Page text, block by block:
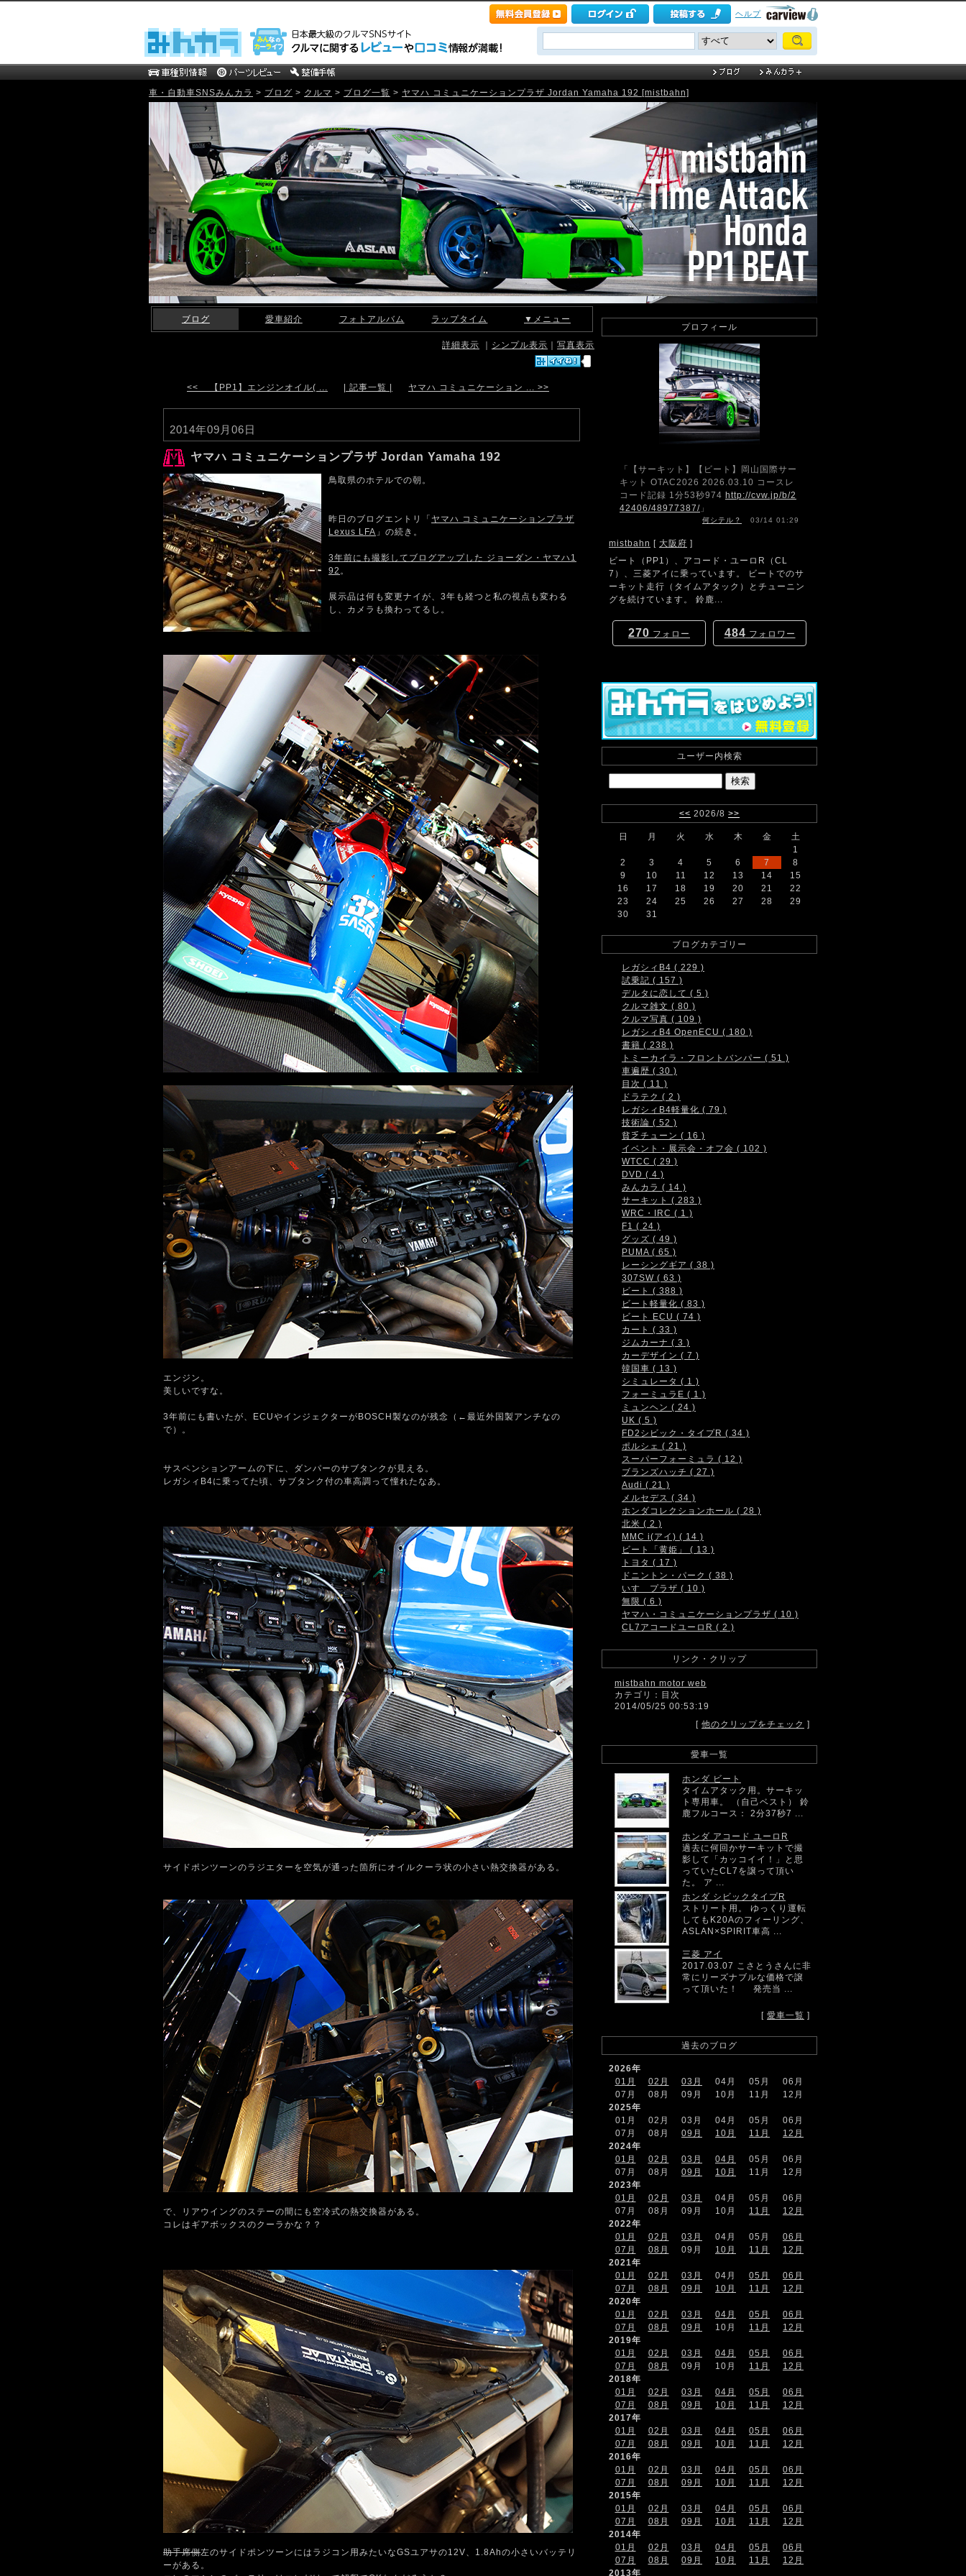
ヘルプ
車・自動車SNSみんカラ > ブログ > クルマ > ブログ一覧 > ヤマハ コミュニケーションプラザ Jordan Yamaha 192 [mistbahn]
mistbahn MOTOR WEB Blog
ブログ 愛車紹介 フォトアルバム ラップタイム ▼メニュー
詳細表示 シンプル表示 写真表示
<< 【PP1】エンジンオイル( ... | 記事一覧 | ヤマハ コミュニケーション ... >>
2014年09月06日
ヤマハ コミュニケーションプラザ Jordan Yamaha 192
鳥取県のホテルでの朝。
昨日のブログエントリ「 ヤマハ コミュニケーションプラザ
Lexus LFA 」の続き。
3年前にも撮影してブログアップした ジョーダン・ヤマハ1
92 。
展示品は何も変更ナイが、3年も経つと私の視点も変わる
し、カメラも換わってるし。
エンジン。
美しいですな。
3年前にも書いたが、ECUやインジェクターがBOSCH製なのが残念（←最近外国製アンチなの
で）。
サスペンションアームの下に、ダンパーのサブタンクが見える。
レガシィB4に乗ってた頃、サブタンク付の車高調って憧れたなあ。
サイドポンツーンのラジエターを空気が通った箇所にオイルクーラ状の小さい熱交換器がある。
で、リアウイングのステーの間にも空冷式の熱交換器がある。
コレはギアボックスのクーラかな？？
助手席側左のサイドポンツーンにはラジコン用みたいなGSユアサの12V、1.8Ahの小さいバッテリ
ーがある。
プロフィール
「【サーキット】【ビート】岡山国際サー
キット OTAC2026 2026.03.10 コースレ
コード記録 1分53秒974 http://cvw.jp/b/2
42406/48977387/ 」
何シテル？ 03/14 01:29
mistbahn [ 大阪府 ]
ビート（PP1）、アコード・ユーロR（CL
7）、三菱アイに乗っています。 ビートでのサ
ーキット走行（タイムアタック）とチューニン
グを続けています。 鈴鹿...
270 フォロー 484 フォロワー
ユーザー内検索
<< 2026/8 >>
日 月 火 水 木 金
土
1
2
3 4 5 6 7
8
9
10 11 12 13 14
15
16
17 18 19 20 21
22
23
24 25 26 27 28
29
30
31
ブログカテゴリー
レガシィB4 ( 229 )
試乗記 ( 157 )
デルタに恋して ( 5 )
クルマ雑文 ( 80 )
クルマ写真 ( 109 )
レガシィB4 OpenECU ( 180 )
書籍 ( 238 )
トミーカイラ・フロントバンパー ( 51 )
車遍歴 ( 30 )
目次 ( 11 )
ドラテク ( 2 )
レガシィB4軽量化 ( 79 )
技術論 ( 52 )
貧乏チューン ( 16 )
イベント・展示会・オフ会 ( 102 )
WTCC ( 29 )
DVD ( 4 )
みんカラ ( 14 )
サーキット ( 283 )
WRC・IRC ( 1 )
F1 ( 24 )
グッズ ( 49 )
PUMA ( 65 )
レーシングギア ( 38 )
307SW ( 63 )
ビート ( 388 )
ビート軽量化 ( 83 )
ビート ECU ( 74 )
カート ( 33 )
ジムカーナ ( 3 )
カーデザイン ( 7 )
韓国車 ( 13 )
シミュレータ ( 1 )
フォーミュラE ( 1 )
ミュンヘン ( 24 )
UK ( 5 )
FD2シビック・タイプR ( 34 )
ポルシェ ( 21 )
スーパーフォーミュラ ( 12 )
ブランズハッチ ( 27 )
Audi ( 21 )
メルセデス ( 34 )
ホンダコレクションホール ( 28 )
北米 ( 2 )
MMC i(アイ) ( 14 )
ビート「黄姫」 ( 13 )
トヨタ ( 17 )
ドニントン・パーク ( 38 )
いすゞプラザ ( 10 )
無限 ( 6 )
ヤマハ・コミュニケーションプラザ ( 10 )
CL7アコードユーロR ( 2 )
リンク・クリップ
mistbahn motor web
カテゴリ：目次
2014/05/25 00:53:19
[ 他のクリップをチェック ]
愛車一覧
ホンダ ビート
タイムアタック用。サーキッ
ト専用車。 （自己ベスト） 鈴
鹿フルコース： 2分37秒7 ...
ホンダ アコード ユーロR
過去に何回かサーキットで撮
影して「カッコイイ！」と思
っていたCL7を譲って頂い
た。 ア ...
ホンダ シビックタイプR
ストリート用。 ゆっくり運転
してもK20Aのフィーリング、
ASLAN×SPIRIT車高 ...
三菱 アイ
2017.03.07 こさとうさんに非
常にリーズナブルな価格で譲
って頂いた！ 発売当 ...
[ 愛車一覧 ]
過去のブログ
2026年
01月
02月 03月 04月 05月
06月
07月
08月 09月 10月 11月
12月
2025年
01月
02月 03月 04月 05月
06月
07月
08月 09月 10月 11月
12月
2024年
01月
02月 03月 04月 05月
06月
07月
08月 09月 10月 11月
12月
2023年
01月
02月 03月 04月 05月
06月
07月
08月 09月 10月 11月
12月
2022年
01月
02月 03月 04月 05月
06月
07月
08月 09月 10月 11月
12月
2021年
01月
02月 03月 04月 05月
06月
07月
08月 09月 10月 11月
12月
2020年
01月
02月 03月 04月 05月
06月
07月
08月 09月 10月 11月
12月
2019年
01月
02月 03月 04月 05月
06月
07月
08月 09月 10月 11月
12月
2018年
01月
02月 03月 04月 05月
06月
07月
08月 09月 10月 11月
12月
2017年
01月
02月 03月 04月 05月
06月
07月
08月 09月 10月 11月
12月
2016年
01月
02月 03月 04月 05月
06月
07月
08月 09月 10月 11月
12月
2015年
01月
02月 03月 04月 05月
06月
07月
08月 09月 10月 11月
12月
2014年
01月
02月 03月 04月 05月
06月
07月
08月 09月 10月 11月
12月
2013年